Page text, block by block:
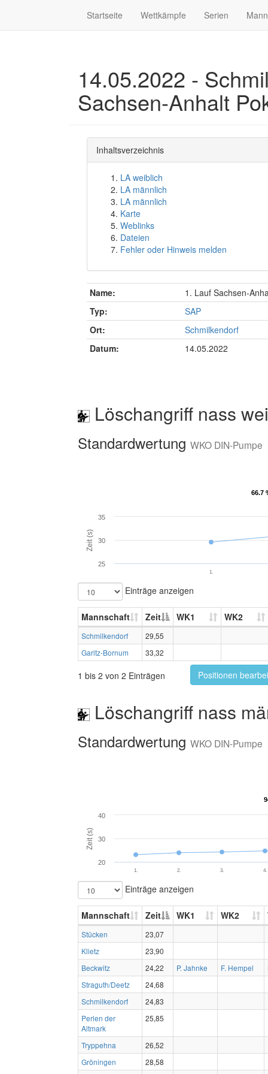
Startseite Wettkämpfe Serien
14.05.2022 -
Sachsen-Anhalt
Inhaltsverzeichnis
LA weiblich
LA männlich
LA männlich
Karte
Weblinks
Dateien
Fehler oder Hinweis melden
Name:
1. Lauf Sachsen-
Typ:
SAP
Ort:
Schmilkendorf
Datum:
14.05.2022
Löschangriff nass
Standardwertung WKO DIN-Pumpe
66.7
66.7
Zeit (s)
1.
25
30
35
Einträge anzeigen
Mannschaft Zeit WK1 WK2
Schmilkendorf
29,55
Garitz-Bornum
33,32
1 bis 2 von 2 Einträgen Positionen
Löschangriff nass
Standardwertung WKO DIN-Pumpe
Zeit (s)
1. 2. 3. 4.
20
30
40
Einträge anzeigen
Mannschaft Zeit WK1 WK2
Stücken
23,07
Klietz
23,90
Beckwitz
24,22 P. Jahnke F. Hempel
Straguth/Deetz
24,68
Schmilkendorf
24,83
Perlen der
Altmark
25,85
Tryppehna
26,52
Gröningen
28,58